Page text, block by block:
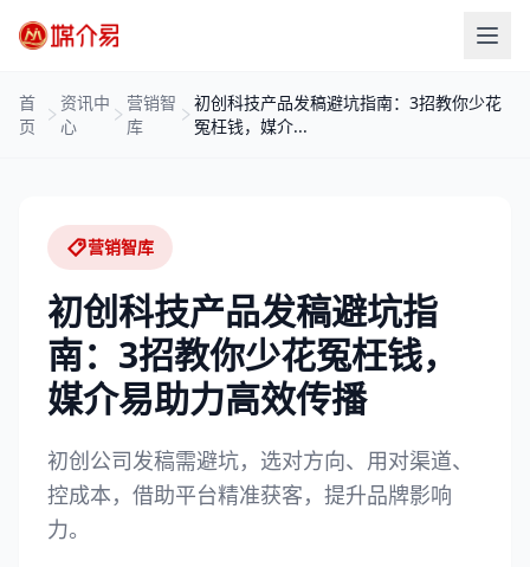
首
页
资讯中
心
营销智
库
初创科技产品发稿避坑指南：3招教你少花
冤枉钱，媒介...
营销智库
初创科技产品发稿避坑指
南：3招教你少花冤枉钱，
媒介易助力高效传播
初创公司发稿需避坑，选对方向、用对渠道、
控成本，借助平台精准获客，提升品牌影响
力。